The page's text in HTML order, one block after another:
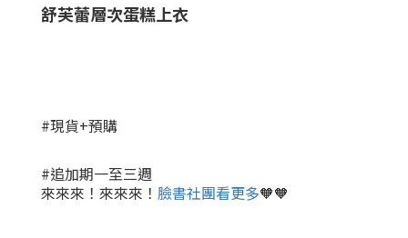
舒芙蕾層次蛋糕上衣
#現貨+預購
#追加期一至三週
來來來！來來來！ 臉書社團看更多🧡🧡